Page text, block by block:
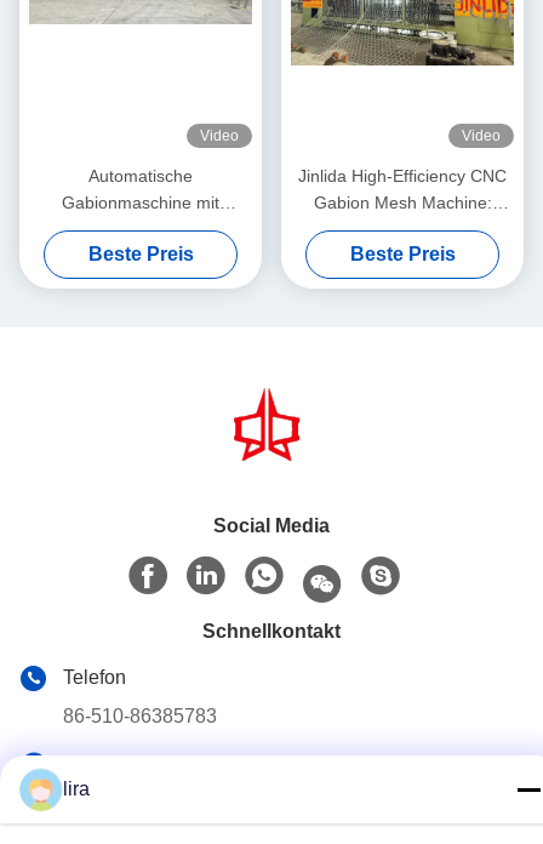
Video
Automatische
Gabionmaschine mit
servodriven
Präzisionsnetzmacher 5,3m
Max. Breite
Beste Preis
Video
Jinlida High-Efficiency CNC
Gabion Mesh Machine:
Perfect Combination of Fast
Output and Precision
Weaving to Boost
Beste Preis
Social Media
Schnellkontakt
Telefon
86-510-86385783
sales@gabion.cn
lira